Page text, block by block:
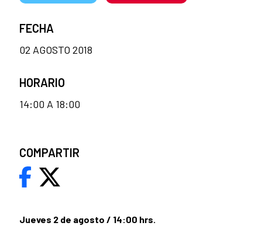
Jueves 2 de agosto / 14:00 hrs.
FECHA
02 AGOSTO 2018
HORARIO
14:00 A 18:00
COMPARTIR